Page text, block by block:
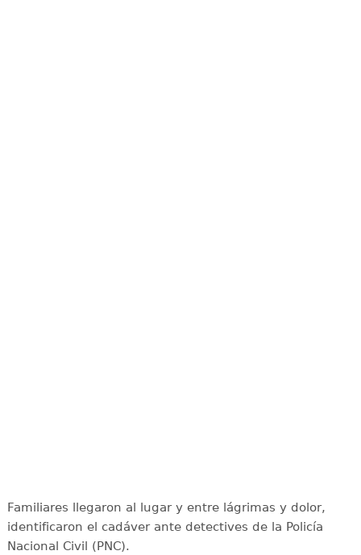
Familiares llegaron al lugar y entre lágrimas y dolor,
identificaron el cadáver ante detectives de la Policía
Nacional Civil (PNC).